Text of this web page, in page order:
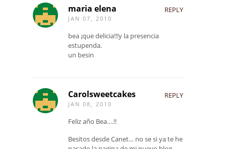
maria elena
JAN 07, 2010
REPLY
bea ¡que delicia!!!y la presencia
estupenda.
un besin
Carolsweetcakes
JAN 08, 2010
REPLY
Feliz año Bea….!!
Besitos desde Canet… no se si ya te he